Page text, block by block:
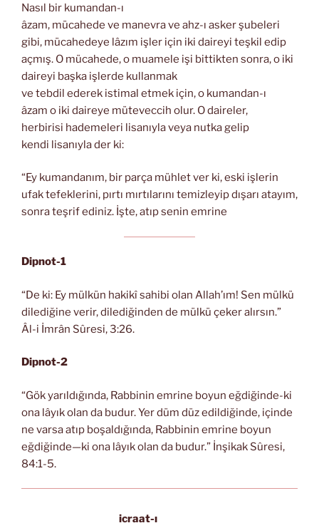
Nasıl bir kumandan-ı
âzam, mücahede ve manevra ve ahz-ı asker şubeleri
gibi, mücahedeye lâzım işler için iki daireyi teşkil edip
açmış. O mücahede, o muamele işi bittikten sonra, o iki
daireyi başka işlerde kullanmak
ve tebdil ederek istimal etmek için, o kumandan-ı
âzam o iki daireye müteveccih olur. O daireler,
herbirisi hademeleri lisanıyla veya nutka gelip
kendi lisanıyla der ki:
“Ey kumandanım, bir parça mühlet ver ki, eski işlerin
ufak tefeklerini, pırtı mırtılarını temizleyip dışarı atayım,
sonra teşrif ediniz. İşte, atıp senin emrine
Dipnot-1
“De ki: Ey mülkün hakikî sahibi olan Allah’ım! Sen mülkü
dilediğine verir, dilediğinden de mülkü çeker alırsın.”
Âl-i İmrân Sûresi, 3:26.
Dipnot-2
“Gök yarıldığında, Rabbinin emrine boyun eğdiğinde-ki
ona lâyık olan da budur. Yer düm düz edildiğinde, içinde
ne varsa atıp boşaldığında, Rabbinin emrine boyun
eğdiğinde—ki ona lâyık olan da budur.” İnşikak Sûresi,
84:1-5.
icraat-ı